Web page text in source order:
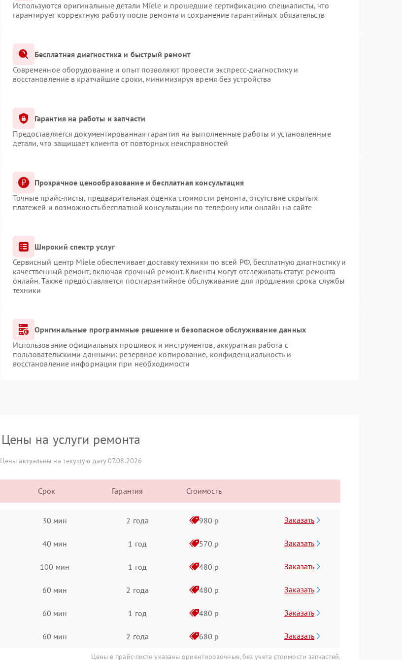
Используются оригинальные детали Miele и прошедшие сертификацию специалисты, что
гарантирует корректную работу после ремонта и сохранение гарантийных обязательств
Бесплатная диагностика и быстрый ремонт
Современное оборудование и опыт позволяют провести экспресс-диагностику и
восстановление в кратчайшие сроки, минимизируя время без устройства
Гарантия на работы и запчасти
Предоставляется документированная гарантия на выполненные работы и установленные
детали, что защищает клиента от повторных неисправностей
Прозрачное ценообразование и бесплатная консультация
Точные прайс-листы, предварительная оценка стоимости ремонта, отсутствие скрытых
платежей и возможность бесплатной консультации по телефону или онлайн на сайте
Широкий спектр услуг
Сервисный центр Miele обеспечивает доставку техники по всей РФ, бесплатную диагностику и
качественный ремонт, включая срочный ремонт. Клиенты могут отслеживать статус ремонта
онлайн. Также предоставляется постгарантийное обслуживание для продления срока службы
техники
Оригинальные программные решение и безопасное обслуживание данных
Использование официальных прошивок и инструментов, аккуратная работа с
пользовательскими данными: резервное копирование, конфиденциальность и
восстановление информации при необходимости
Цены на услуги ремонта
Цены актуальны на текущую дату 07.08.2026
Срок Гарантия Стоимость
30 мин 2 года 980 р Заказать
40 мин 1 год 570 р Заказать
100 мин 1 год 480 р Заказать
60 мин 2 года 480 р Заказать
60 мин 1 год 480 р Заказать
60 мин 2 года 680 р Заказать
Цены в прайс-листе указаны ориентировочные, без учета стоимости запчастей.